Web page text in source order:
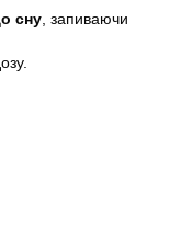
сну , запиваючи